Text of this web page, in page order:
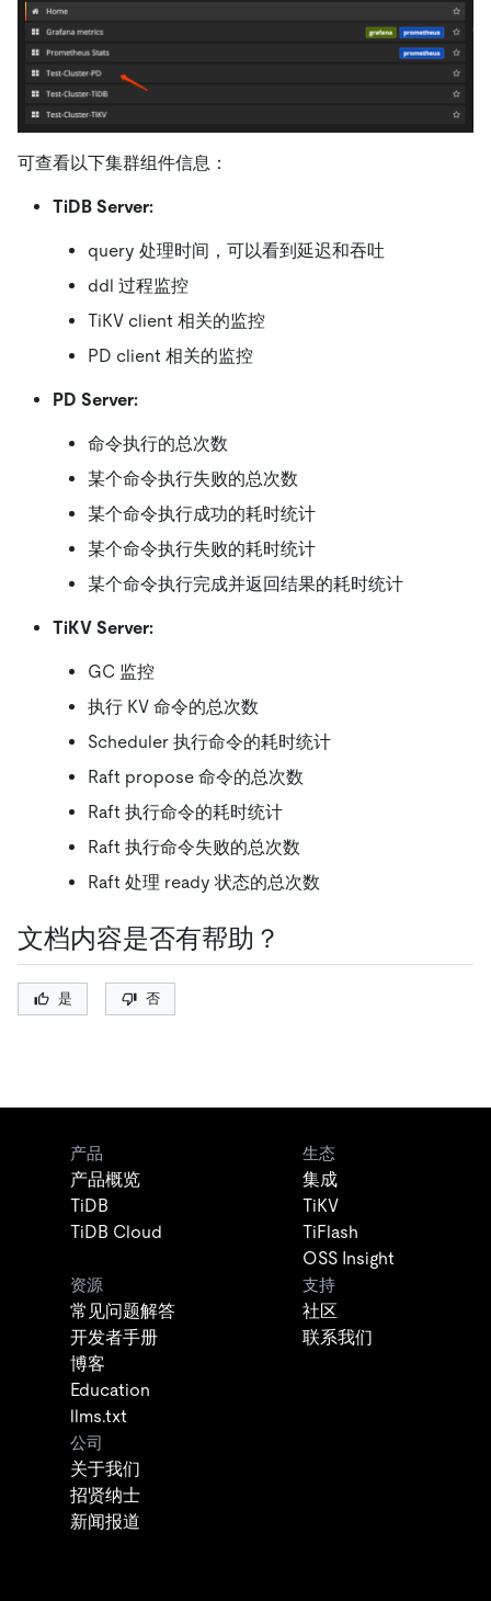
可查看以下集群组件信息：
TiDB Server:
query 处理时间，可以看到延迟和吞吐
ddl 过程监控
TiKV client 相关的监控
PD client 相关的监控
PD Server:
命令执行的总次数
某个命令执行失败的总次数
某个命令执行成功的耗时统计
某个命令执行失败的耗时统计
某个命令执行完成并返回结果的耗时统计
TiKV Server:
GC 监控
执行 KV 命令的总次数
Scheduler 执行命令的耗时统计
Raft propose 命令的总次数
Raft 执行命令的耗时统计
Raft 执行命令失败的总次数
Raft 处理 ready 状态的总次数
文档内容是否有帮助？
是 否
产品
产品概览
TiDB
TiDB Cloud
生态
集成
TiKV
TiFlash
OSS Insight
资源
常见问题解答
开发者手册
博客
Education
llms.txt
支持
社区
联系我们
公司
关于我们
招贤纳士
新闻报道